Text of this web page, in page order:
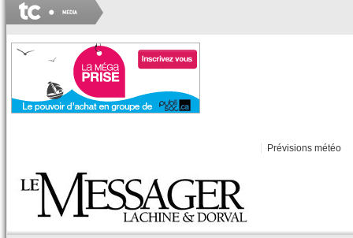
Prévisions météo